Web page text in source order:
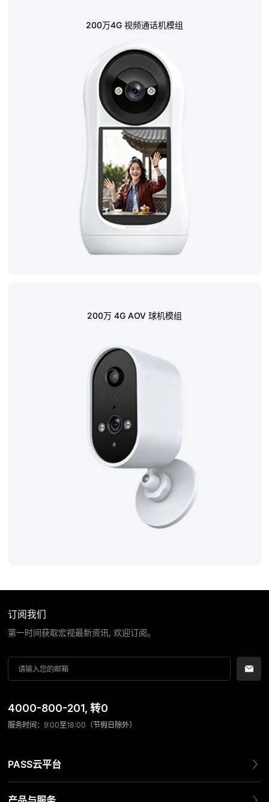
200万4G 视频通话机模组
200万 4G AOV 球机模组
订阅我们
第一时间获取宏视最新资讯, 欢迎订阅。
4000-800-201, 转0
服务时间：9:00至18:00（节假日除外）
PASS云平台